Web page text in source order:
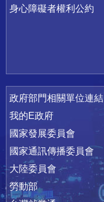
身心障礙者權利公約
政府部門相關單位連結
我的E政府
國家發展委員會
國家通訊傳播委員會
大陸委員會
勞動部